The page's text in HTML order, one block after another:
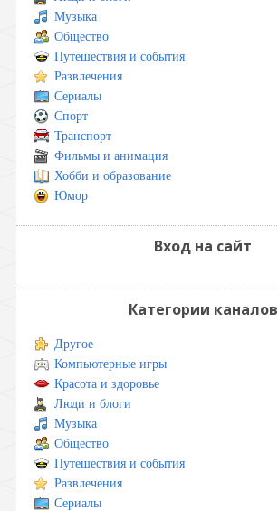
Музыка
Общество
Путешествия и события
Развлечения
Сериалы
Спорт
Транспорт
Фильмы и анимация
Хобби и образование
Юмор
Вход на сайт
Категории каналов
Другое
Компьютерные игры
Красота и здоровье
Люди и блоги
Музыка
Общество
Путешествия и события
Развлечения
Сериалы